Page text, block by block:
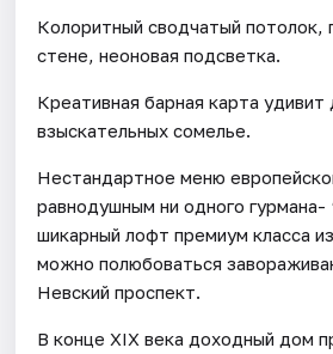
Колоритный сводчатый потолок,
стене, неоновая подсветка.
Креативная барная карта
взыскательных сомелье.
Нестандартное меню
равнодушным ни одного
шикарный лофт премиум класса
можно полюбоваться
Невский проспект.
В конце XIX века доходный дом